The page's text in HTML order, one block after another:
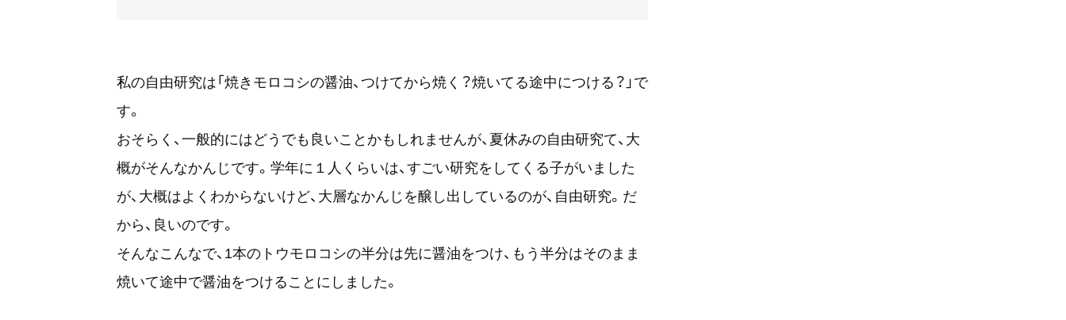
私の自由研究は「焼きモロコシの醤油、つけてから焼く？焼いてる途中につける？」で
す。
おそらく、一般的にはどうでも良いことかもしれませんが、夏休みの自由研究て、大
概がそんなかんじです。学年に１人くらいは、すごい研究をしてくる子がいました
が、大概はよくわからないけど、大層なかんじを醸し出しているのが、自由研究。だ
から、良いのです。
そんなこんなで、1本のトウモロコシの半分は先に醤油をつけ、もう半分はそのまま
焼いて途中で醤油をつけることにしました。